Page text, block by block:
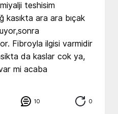
teshisim
kasıkta ara ara bıçak
Fibroyla ilgisi varmidir
da kaslar cok ya,
mi acaba
10 0